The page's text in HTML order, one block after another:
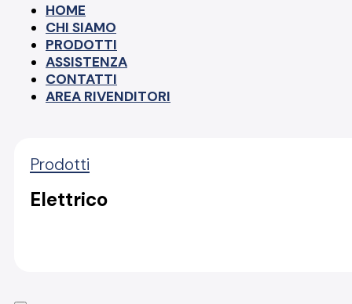
HOME
CHI SIAMO
PRODOTTI
ASSISTENZA
CONTATTI
AREA RIVENDITORI
Prodotti
Elettrico